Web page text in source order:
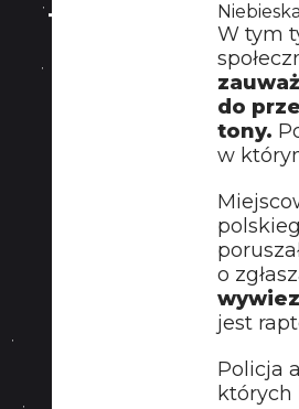
W tym
do
tony.
w
o
jest
Policja
których